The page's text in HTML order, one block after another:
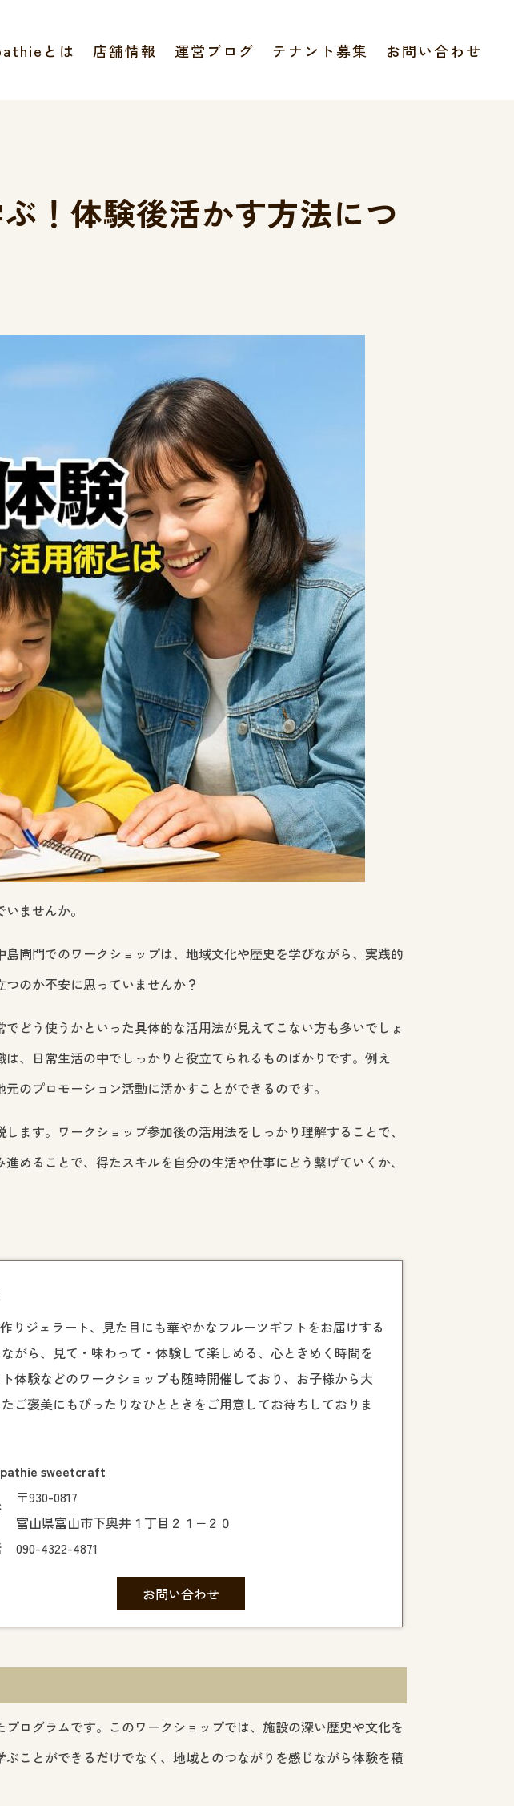
とは 店舗情報 運営ブログ テナント募集 お問い合わせ
！体験後活かす方法につ
ませんか。
閘門でのワークショップは、地域文化や歴史を学びながら、実践的
のか不安に思っていませんか？
どう使うかといった具体的な活用法が見えてこない方も多いでしょ
、日常生活の中でしっかりと役立てられるものばかりです。例え
のプロモーション活動に活かすことができるのです。
ます。ワークショップ参加後の活用法をしっかり理解することで、
めることで、得たスキルを自分の生活や仕事にどう繋げていくか、
ジェラート、見た目にも華やかなフルーツギフトをお届けする
がら、見て・味わって・体験して楽しめる、心ときめく時間を
体験などのワークショップも随時開催しており、お子様から大
ご褒美にもぴったりなひとときをご用意してお待ちしておりま
sweetcraft
〒930-0817
富山県富山市下奥井１丁目２１−２０
090-4322-4871
お問い合わせ
ログラムです。このワークショップでは、施設の深い歴史や文化を
ことができるだけでなく、地域とのつながりを感じながら体験を積